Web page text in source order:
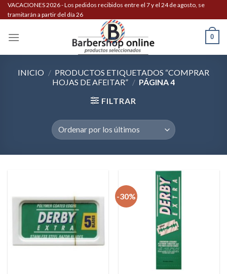
Skip
to
VACACIONES 2026 - Los pedidos recibidos entre el 7 y el 24 de agosto, se
tramitarán a partir del día 26
0
INICIO / PRODUCTOS ETIQUETADOS “COMPRAR
HOJAS DE AFEITAR” / PÁGINA 4
FILTRAR
-30%